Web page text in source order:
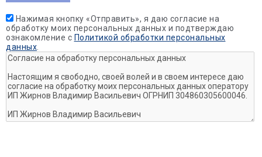
Нажимая кнопку «Отправить», я даю согласие на
обработку моих персональных данных и подтверждаю
ознакомление с Политикой обработки персональных
данных